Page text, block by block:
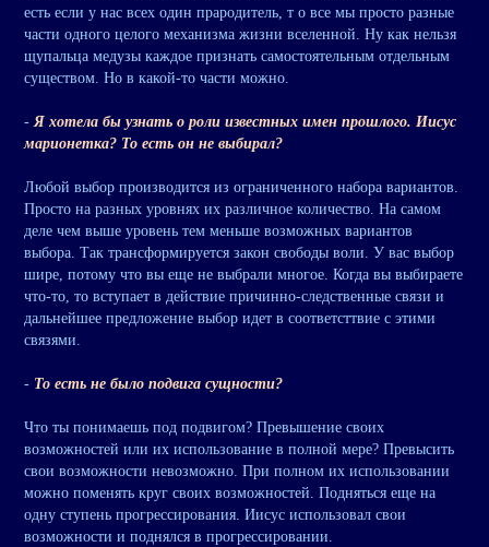
есть если у нас всех один прародитель, т о все мы просто разные
части одного целого механизма жизни вселенной. Ну как нельзя
щупальца медузы каждое признать самостоятельным отдельным
существом. Но в какой-то части можно.
- Я хотела бы узнать о роли известных имен прошлого. Иисус
марионетка? То есть он не выбирал?
Любой выбор производится из ограниченного набора вариантов.
Просто на разных уровнях их различное количество. На самом
деле чем выше уровень тем меньше возможных вариантов
выбора. Так трансформируется закон свободы воли. У вас выбор
шире, потому что вы еще не выбрали многое. Когда вы выбираете
что-то, то вступает в действие причинно-следственные связи и
дальнейшее предложение выбор идет в соответсттвие с этими
связями.
- То есть не было подвига сущности?
Что ты понимаешь под подвигом? Превышение своих
возможностей или их использование в полной мере? Превысить
свои возможности невозможно. При полном их использовании
можно поменять круг своих возможностей. Подняться еще на
одну ступень прогрессирования. Иисус использовал свои
возможности и поднялся в прогрессировании.